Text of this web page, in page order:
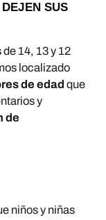
SUS
14, 13 y 12
localizado
de edad que
y
de
niños y niñas